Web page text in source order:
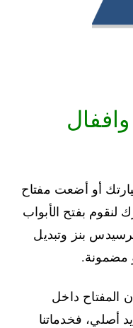
أو أضعت مفتاح
لنقوم بفتح الأبواب
بنز وتبديل
مضمونة.
المفتاح داخل
أصلي، فخدماتنا